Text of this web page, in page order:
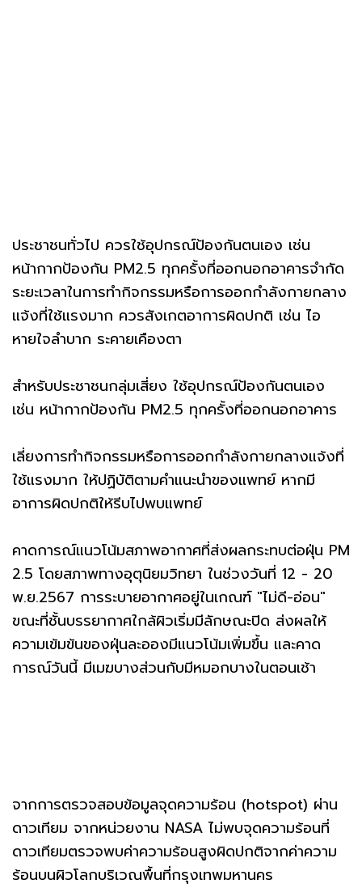
ประชาชนทั่วไป ควรใช้อุปกรณ์ป้องกันตนเอง เช่น
หน้ากากป้องกัน PM2.5 ทุกครั้งที่ออกนอกอาคารจำกัด
ระยะเวลาในการทำกิจกรรมหรือการออกกำลังกายกลาง
แจ้งที่ใช้แรงมาก ควรสังเกตอาการผิดปกติ เช่น ไอ
หายใจลำบาก ระคายเคืองตา
สำหรับประชาชนกลุ่มเสี่ยง ใช้อุปกรณ์ป้องกันตนเอง
เช่น หน้ากากป้องกัน PM2.5 ทุกครั้งที่ออกนอกอาคาร
เลี่ยงการทำกิจกรรมหรือการออกกำลังกายกลางแจ้งที่
ใช้แรงมาก ให้ปฏิบัติตามคำแนะนำของแพทย์ หากมี
อาการผิดปกติให้รีบไปพบแพทย์
คาดการณ์แนวโน้มสภาพอากาศที่ส่งผลกระทบต่อฝุ่น PM
2.5 โดยสภาพทางอุตุนิยมวิทยา ในช่วงวันที่ 12 - 20
พ.ย.2567 การระบายอากาศอยู่ในเกณฑ์ "ไม่ดี-อ่อน"
ขณะที่ชั้นบรรยากาศใกล้ผิวเริ่มมีลักษณะปิด ส่งผลให้
ความเข้มข้นของฝุ่นละอองมีแนวโน้มเพิ่มขึ้น และคาด
การณ์วันนี้ มีเมฆบางส่วนกับมีหมอกบางในตอนเช้า
จากการตรวจสอบข้อมูลจุดความร้อน (hotspot) ผ่าน
ดาวเทียม จากหน่วยงาน NASA ไม่พบจุดความร้อนที่
ดาวเทียมตรวจพบค่าความร้อนสูงผิดปกติจากค่าความ
ร้อนบนผิวโลกบริเวณพื้นที่กรุงเทพมหานคร